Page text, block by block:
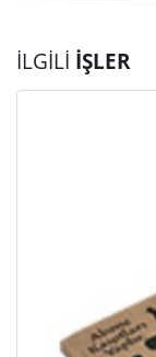
İLGILI İŞLER